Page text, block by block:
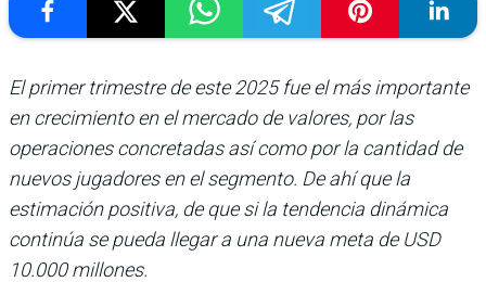
El primer trimestre de este 2025 fue el más importante
en crecimiento en el mercado de valores, por las
operaciones concretadas así como por la cantidad de
nuevos jugadores en el segmento. De ahí que la
estimación positiva, de que si la tendencia dinámica
continúa se pueda llegar a una nueva meta de USD
10.000 millones.